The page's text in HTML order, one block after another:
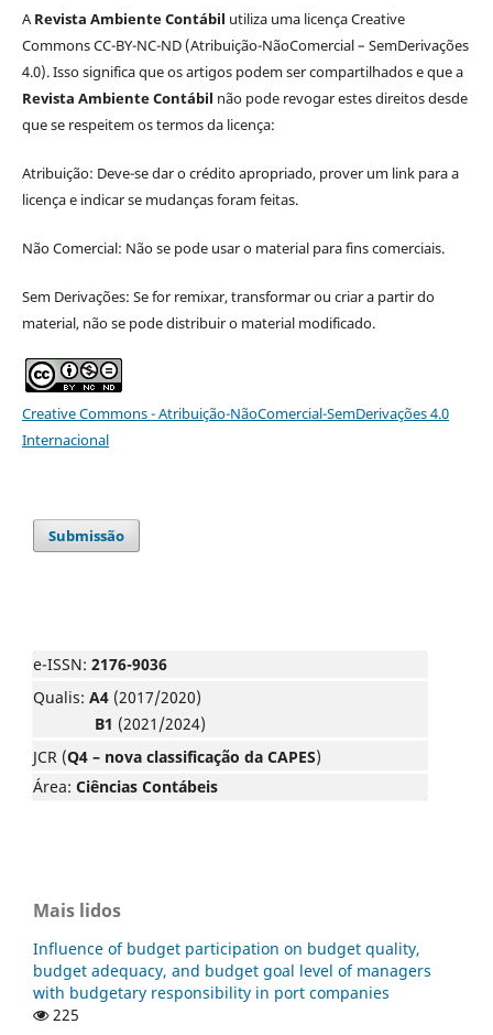
ARevista Ambiente Contábil utiliza uma licença Creative
Commons CC-BY-NC-ND (Atribuição-NãoComercial – SemDerivações
4.0). Isso significa que os artigos podem ser compartilhados e que a
Revista Ambiente Contábil não pode revogar estes direitos desde
que se respeitem os termos da licença:
Atribuição: Deve-se dar o crédito apropriado, prover um link para a
licença e indicar se mudanças foram feitas.
Não Comercial: Não se pode usar o material para fins comerciais.
Sem Derivações: Se for remixar, transformar ou criar a partir do
material, não se pode distribuir o material modificado.
Creative Commons - Atribuição-NãoComercial-SemDerivações 4.0
Internacional
Submissão
e-ISSN: 2176-9036
Qualis: A4 (2017/2020)
B1 (2021/2024)
JCR (Q4 – nova classificação da CAPES)
Área: Ciências Contábeis
Mais lidos
Influence of budget participation on budget quality,
budget adequacy, and budget goal level of managers
with budgetary responsibility in port companies
225